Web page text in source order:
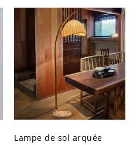
Chambre - 110 V-120 V
25,4 cm Jaune
Lampe de sol arquée